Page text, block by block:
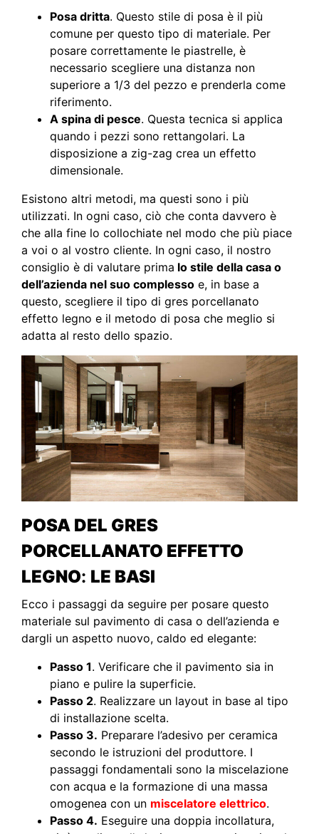
Posa dritta. Questo stile di posa è il più
comune per questo tipo di materiale. Per
posare correttamente le piastrelle, è
necessario scegliere una distanza non
superiore a 1/3 del pezzo e prenderla come
riferimento.
A spina di pesce. Questa tecnica si applica
quando i pezzi sono rettangolari. La
disposizione a zig-zag crea un effetto
dimensionale.
Esistono altri metodi, ma questi sono i più
utilizzati. In ogni caso, ciò che conta davvero è
che alla fine lo collochiate nel modo che più piace
a voi o al vostro cliente. In ogni caso, il nostro
consiglio è di valutare prima lo stile della casa o
dell’azienda nel suo complesso e, in base a
questo, scegliere il tipo di gres porcellanato
effetto legno e il metodo di posa che meglio si
adatta al resto dello spazio.
POSA DEL GRES
PORCELLANATO EFFETTO
LEGNO: LE BASI
Ecco i passaggi da seguire per posare questo
materiale sul pavimento di casa o dell’azienda e
dargli un aspetto nuovo, caldo ed elegante:
Passo 1. Verificare che il pavimento sia in
piano e pulire la superficie.
Passo 2. Realizzare un layout in base al tipo
di installazione scelta.
Passo 3. Preparare l’adesivo per ceramica
secondo le istruzioni del produttore. I
passaggi fondamentali sono la miscelazione
con acqua e la formazione di una massa
omogenea con un miscelatore elettrico.
Passo 4. Eseguire una doppia incollatura,